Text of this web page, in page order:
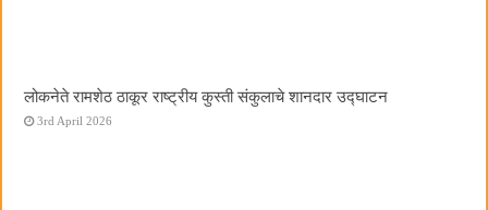
लोकनेते रामशेठ ठाकूर राष्ट्रीय कुस्ती संकुलाचे शानदार उद्घाटन
3rd April 2026